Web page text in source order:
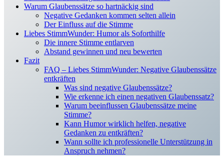
Warum Glaubenssätze so hartnäckig sind
Negative Gedanken kommen selten allein
Der Einfluss auf die Stimme
Liebes StimmWunder: Humor als Soforthilfe
Die innere Stimme entlarven
Abstand gewinnen und neu bewerten
Fazit
FAQ – Liebes StimmWunder: Negative Glaubenssätze
entkräften
Was sind negative Glaubenssätze?
Wie erkenne ich einen negativen Glaubenssatz?
Warum beeinflussen Glaubenssätze meine
Stimme?
Kann Humor wirklich helfen, negative
Gedanken zu entkräften?
Wann sollte ich professionelle Unterstützung in
Anspruch nehmen?